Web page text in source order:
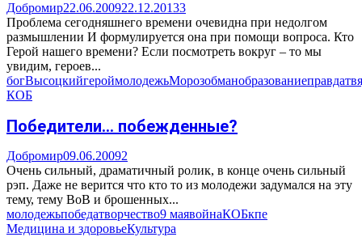
Добромир22.06.200922.12.20133
Проблема сегодняшнего времени очевидна при недолгом
размышлении И формулируется она при помощи вопроса. Кто
Герой нашего времени? Если посмотреть вокруг – то мы
увидим, героев...
богВысоцкийгероймолодежьМорозобманобразованиеправдатв
КОБ
Победители… побежденные?
Добромир09.06.20092
Очень сильный, драматичный ролик, в конце очень сильный
рэп. Даже не верится что кто то из молодежи задумался на эту
тему, тему ВоВ и брошенных...
молодежьпобедатворчество9 маявойнаКОБкпе
Медицина и здоровьеКультура